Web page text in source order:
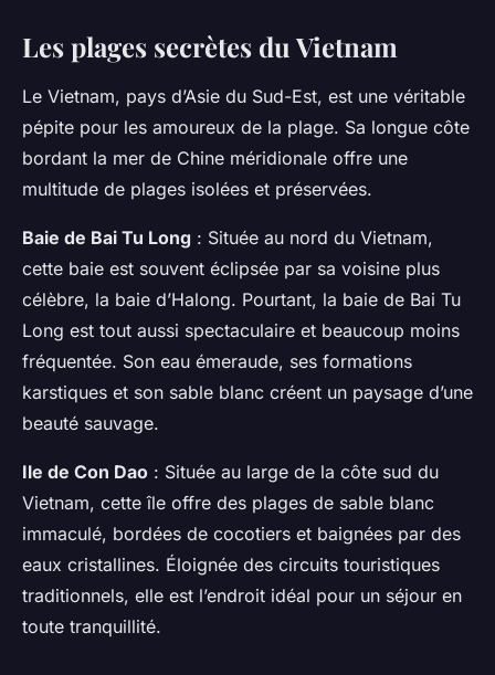
Les plages secrètes du Vietnam
Le Vietnam, pays d’Asie du Sud-Est, est une véritable
pépite pour les amoureux de la plage. Sa longue côte
bordant la mer de Chine méridionale offre une
multitude de plages isolées et préservées.
Baie de Bai Tu Long : Située au nord du Vietnam,
cette baie est souvent éclipsée par sa voisine plus
célèbre, la baie d’Halong. Pourtant, la baie de Bai Tu
Long est tout aussi spectaculaire et beaucoup moins
fréquentée. Son eau émeraude, ses formations
karstiques et son sable blanc créent un paysage d’une
beauté sauvage.
Ile de Con Dao : Située au large de la côte sud du
Vietnam, cette île offre des plages de sable blanc
immaculé, bordées de cocotiers et baignées par des
eaux cristallines. Éloignée des circuits touristiques
traditionnels, elle est l’endroit idéal pour un séjour en
toute tranquillité.